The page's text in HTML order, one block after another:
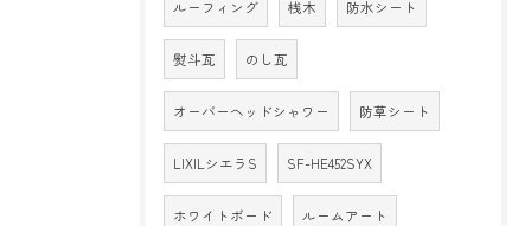
ルーフィング 桟木 防水シート
熨斗瓦 のし瓦
オーバーヘッドシャワー 防草シート
LIXILシエラS SF-HE452SYX
ホワイトボード ルームアート